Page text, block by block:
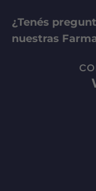
¿Tenés
nuestras